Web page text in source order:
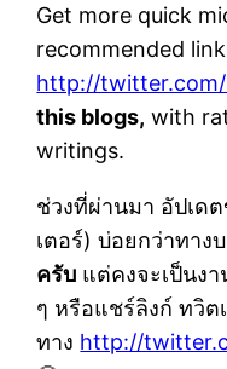
Get more quick
recommended
http://
this blogs, with
writings.
ช่วงที่ผ่านมา อัปเด
เตอร์) บ่อยกว่าทาง
ครับ แต่คงจะเป็นง
ๆ หรือแชร์ลิงก์ ทวิต
ทาง http://